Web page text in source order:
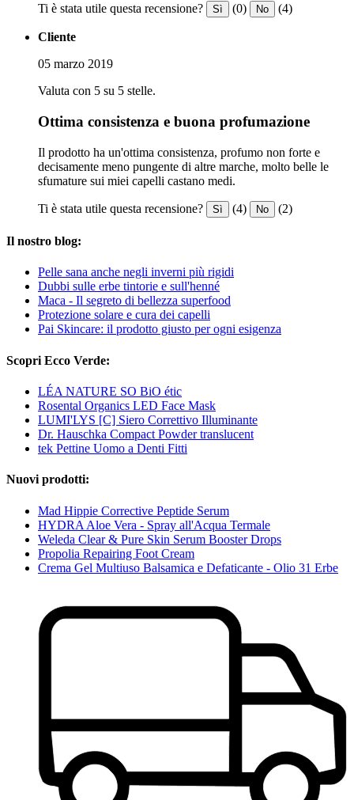
Ti è stata utile questa recensione? Sì (0) No (4)
Cliente
05 marzo 2019
Valuta con 5 su 5 stelle.
Ottima consistenza e buona profumazione
Il prodotto ha un'ottima consistenza, profumo non forte e
decisamente meno pungente di altre marche, molto belle le
sfumature sui miei capelli castano medi.
Ti è stata utile questa recensione? Sì (4) No (2)
Il nostro blog:
Pelle sana anche negli inverni più rigidi
Dubbi sulle erbe tintorie e sull'henné
Maca - Il segreto di bellezza superfood
Protezione solare e cura dei capelli
Pai Skincare: il prodotto giusto per ogni esigenza
Scopri Ecco Verde:
LÉA NATURE SO BiO étic
Rosental Organics LED Face Mask
LUMI'LYS [C] Siero Correttivo Illuminante
Dr. Hauschka Compact Powder translucent
tek Pettine Uomo a Denti Fitti
Nuovi prodotti:
Mad Hippie Corrective Peptide Serum
HYDRA Aloe Vera - Spray all'Acqua Termale
Weleda Clear & Pure Skin Serum Booster Drops
Propolia Repairing Foot Cream
Crema Gel Multiuso Balsamica e Defaticante - Olio 31 Erbe